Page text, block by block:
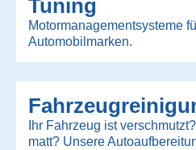
Tuning
Motormanagementsysteme
Automobilmarken.
Ihr Fahrzeug ist
matt? Unsere